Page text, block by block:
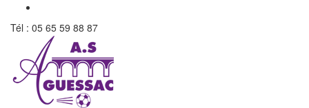
Tél : 05 65 59 88 87